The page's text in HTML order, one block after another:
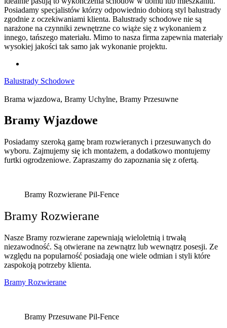
Posiadamy specjalistów którzy odpowiednio dobiorą styl balustrady
zgodnie z oczekiwaniami klienta. Balustrady schodowe nie są
narażone na czynniki zewnętrzne co wiąże się z wykonaniem z
innego, tańszego materiału. Mimo to nasza firma zapewnia materiały
wysokiej jakości tak samo jak wykonanie projektu.
Balustrady Schodowe
Brama wjazdowa, Bramy Uchylne, Bramy Przesuwne
Bramy Wjazdowe
Posiadamy szeroką gamę bram rozwieranych i przesuwanych do
wyboru. Zajmujemy się ich montażem, a dodatkowo montujemy
furtki ogrodzeniowe. Zapraszamy do zapoznania się z ofertą.
Bramy Rozwierane Pil-Fence
Bramy Rozwierane
Nasze Bramy rozwierane zapewniają wieloletnią i trwałą
niezawodność. Są otwierane na zewnątrz lub wewnątrz posesji. Ze
względu na popularność posiadają one wiele odmian i styli które
zaspokoją potrzeby klienta.
Bramy Rozwierane
Bramy Przesuwane Pil-Fence